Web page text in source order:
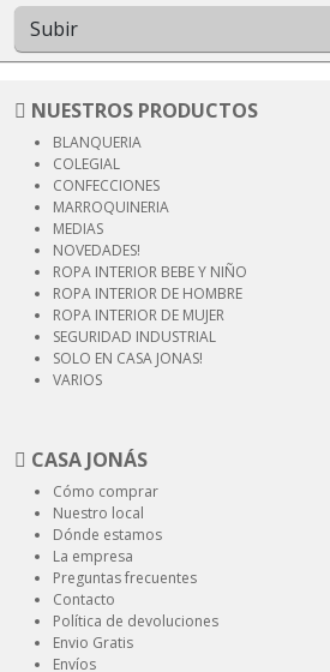
Subir
NUESTROS PRODUCTOS
BLANQUERIA
COLEGIAL
CONFECCIONES
MARROQUINERIA
MEDIAS
NOVEDADES!
ROPA INTERIOR BEBE Y NIÑO
ROPA INTERIOR DE HOMBRE
ROPA INTERIOR DE MUJER
SEGURIDAD INDUSTRIAL
SOLO EN CASA JONAS!
VARIOS
CASA JONÁS
Cómo comprar
Nuestro local
Dónde estamos
La empresa
Preguntas frecuentes
Contacto
Política de devoluciones
Envio Gratis
Envíos